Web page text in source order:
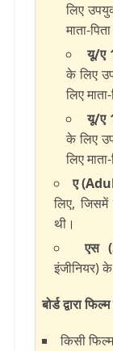
लिए
माता-
यू/ए
के लिए
लिए
यू/ए
के लिए
लिए
ए
लिए, जिसमें
थी।
एस
इंजीनियर)
बोर्ड द्वारा
किसी